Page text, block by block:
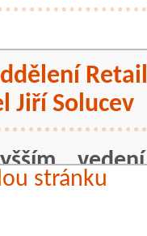
Jiří Solucev
stránku